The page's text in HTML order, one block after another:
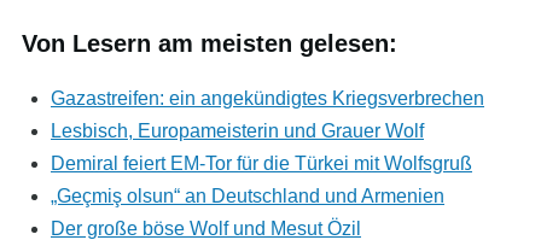
Von Lesern am meisten gelesen:
Gazastreifen: ein angekündigtes Kriegsverbrechen
Lesbisch, Europameisterin und Grauer Wolf
Demiral feiert EM-Tor für die Türkei mit Wolfsgruß
„Geçmiş olsun“ an Deutschland und Armenien
Der große böse Wolf und Mesut Özil